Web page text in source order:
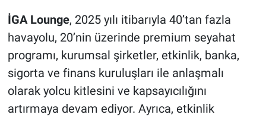
İGA Lounge, 2025 yılı itibarıyla 40’tan fazla
havayolu, 20’nin üzerinde premium seyahat
programı, kurumsal şirketler, etkinlik, banka,
sigorta ve finans kuruluşları ile anlaşmalı
olarak yolcu kitlesini ve kapsayıcılığını
artırmaya devam ediyor. Ayrıca, etkinlik